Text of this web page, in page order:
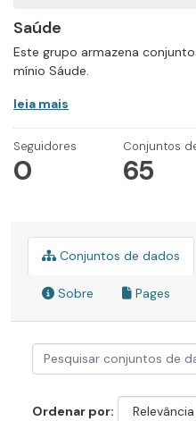
Saúde
Este grupo armazena
mínio Sáude.
leia mais
Seguidores
0
Conjuntos
65
Conjuntos de dados
Sobre Pages
Ordenar por